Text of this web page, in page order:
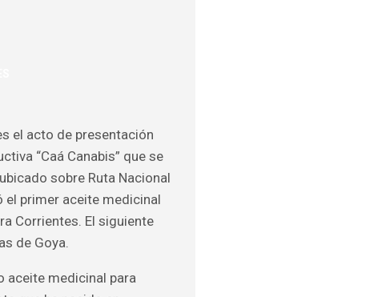
el acto de presentación
“Caá Canabis” que se
sobre Ruta Nacional
el primer aceite medicinal
Corrientes. El siguiente
de Goya.
aceite medicinal para